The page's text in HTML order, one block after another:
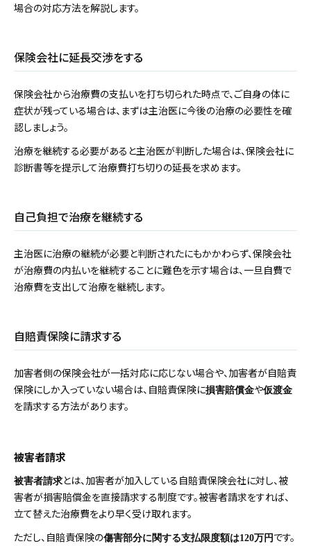
場合の対応方法を解説します。
保険会社に延長交渉をする
保険会社から治療費の支払いを打ち切られた時点で、ご自身の体に
症状が残っている場合は、まずは主治医に今後の治療の必要性を確
認しましょう。
治療を継続する必要があると主治医が判断した場合は、保険会社に
診断書等を提示して治療費打ち切りの延長を求めます。
自己負担で治療を継続する
主治医に治療の継続が必要と判断されたにもかかわらず、保険会社
が治療費の内払いを継続することに難色を示す場合は、一旦自費で
治療費を支出して治療を継続します。
自賠責保険に請求する
加害者側の保険会社が一括対応に応じない場合や、加害者が自賠責
保険にしか入っていない場合は、自賠責保険に損害賠償金や仮渡金
を請求する方法があります。
被害者請求
被害者請求とは、加害者が加入している自賠責保険会社に対し、被
害者が損害賠償金を直接請求する制度です。被害者請求をすれば、
立て替えた治療費をより早く受け取れます。
ただし、自賠責保険の傷害部分に関する支払限度額は120万円 です。